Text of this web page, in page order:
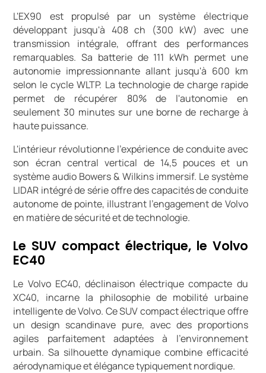
L'EX90 est propulsé par un système électrique
développant jusqu'à 408 ch (300 kW) avec une
transmission intégrale, offrant des performances
remarquables. Sa batterie de 111 kWh permet une
autonomie impressionnante allant jusqu'à 600 km
selon le cycle WLTP. La technologie de charge rapide
permet de récupérer 80% de l'autonomie en
seulement 30 minutes sur une borne de recharge à
haute puissance.
L'intérieur révolutionne l'expérience de conduite avec
son écran central vertical de 14,5 pouces et un
système audio Bowers & Wilkins immersif. Le système
LIDAR intégré de série offre des capacités de conduite
autonome de pointe, illustrant l'engagement de Volvo
en matière de sécurité et de technologie.
Le SUV compact électrique, le Volvo
EC40
Le Volvo EC40, déclinaison électrique compacte du
XC40, incarne la philosophie de mobilité urbaine
intelligente de Volvo. Ce SUV compact électrique offre
un design scandinave pure, avec des proportions
agiles parfaitement adaptées à l'environnement
urbain. Sa silhouette dynamique combine efficacité
aérodynamique et élégance typiquement nordique.